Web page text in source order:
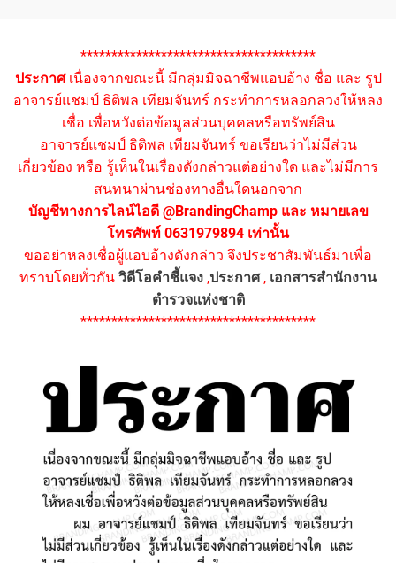
**************************************
ประกาศเนื่องจากขณะนี้ มีกลุ่มมิจฉาชีพแอบอ้าง ชื่อ และ รูป
อาจารย์แชมป์ ธิติพล เทียมจันทร์ กระทำการหลอกลวงให้หลง
เชื่อ เพื่อหวังต่อข้อมูลส่วนบุคคลหรือทรัพย์สิน
อาจารย์แชมป์ ธิติพล เทียมจันทร์ ขอเรียนว่าไม่มีส่วน
เกี่ยวข้อง หรือ รู้เห็นในเรื่องดังกล่าวแต่อย่างใด และไม่มีการ
สนทนาผ่านช่องทางอื่นใดนอกจาก
บัญชีทางการไลน์ไอดี @BrandingChamp และ หมายเลข
โทรศัพท์ 0631979894 เท่านั้น
ขออย่าหลงเชื่อผู้แอบอ้างดังกล่าว จึงประชาสัมพันธ์มาเพื่อ
ทราบโดยทั่วกัน วิดีโอคำชี้แจง ,ประกาศ, เอกสารสำนักงาน
ตำรวจแห่งชาติ
**************************************